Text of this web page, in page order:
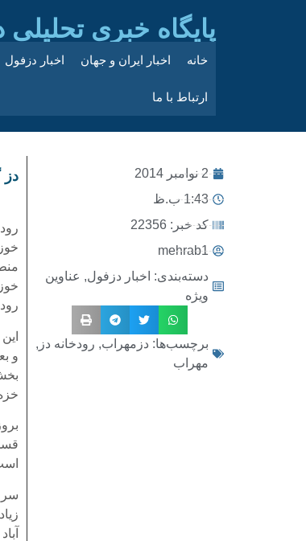
پایگاه خبری تحلیلی
خانه اخبار ایران و جهان اخبار دزفول
ارتباط با ما
2 نوامبر 2014
1:43 ب.ظ
کد خبر: 22356
mehrab1
دسته‌بندی: اخبار دزفول, عناوین
ویژه
برچسب‌ها: دزمهراب, رودخانه دز ,
مهراب
دز
و